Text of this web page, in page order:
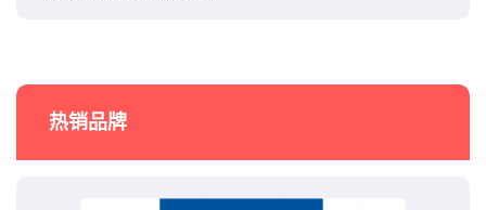
热销品牌